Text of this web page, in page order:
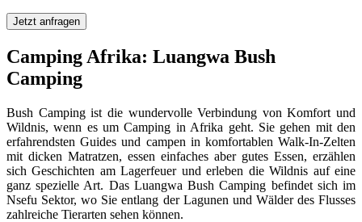
Jetzt anfragen
Camping Afrika: Luangwa Bush
Camping
Bush Camping ist die wundervolle Verbindung von Komfort und
Wildnis, wenn es um Camping in Afrika geht. Sie gehen mit den
erfahrendsten Guides und campen in komfortablen Walk-In-Zelten
mit dicken Matratzen, essen einfaches aber gutes Essen, erzählen
sich Geschichten am Lagerfeuer und erleben die Wildnis auf eine
ganz spezielle Art. Das Luangwa Bush Camping befindet sich im
Nsefu Sektor, wo Sie entlang der Lagunen und Wälder des Flusses
zahlreiche Tierarten sehen können.